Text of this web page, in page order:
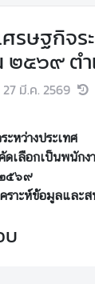
รษฐกิจร
๕๖๙ ตำ
27 มี.ค. 2569
ะหว่างประเทศ
ดเลือกเป็นพนักง
๒๕๖๙
ราะห์ข้อมูลและ
บ